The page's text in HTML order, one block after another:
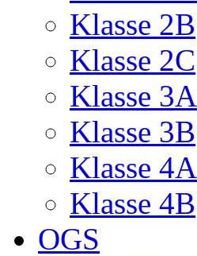
Klasse 2B
Klasse 2C
Klasse 3A
Klasse 3B
Klasse 4A
Klasse 4B
OGS